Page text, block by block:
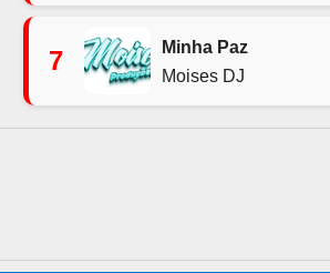
7
Minha Paz
Moises DJ